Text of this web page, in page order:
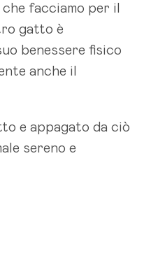
facciamo per il
gatto è
benessere fisico
anche il
e appagato da ciò
sereno e